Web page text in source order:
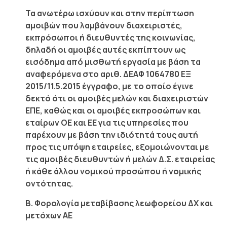
Τα ανωτέρω ισχύουν και στην περίπτωση
αμοιβών που λαμβάνουν διαχειριστές,
εκπρόσωποι ή διευθυντές της κοινωνίας,
δηλαδή οι αμοιβές αυτές εκπίπτουν ως
εισόδημα από μισθωτή εργασία με βάση τα
αναφερόμενα στο αριθ. ΔΕΑΦ 1064780 ΕΞ
2015/11.5.2015 έγγραφο, με το οποίο έγινε
δεκτό ότι οι αμοιβές μελών και διαχειριστών
ΕΠΕ, καθώς και οι αμοιβές εκπροσώπων και
εταίρων ΟΕ και ΕΕ για τις υπηρεσίες που
παρέχουν με βάση την ιδιότητά τους αυτή
προς τις υπόψη εταιρείες, εξομοιώνονται με
τις αμοιβές διευθυντών ή μελών Δ.Σ. εταιρείας
ή κάθε άλλου νομικού προσώπου ή νομικής
οντότητας.
Β. Φορολογία μεταβίβασης λεωφορείου ΔΧ και
μετόχων ΑΕ